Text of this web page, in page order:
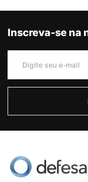
Inscreva-se na